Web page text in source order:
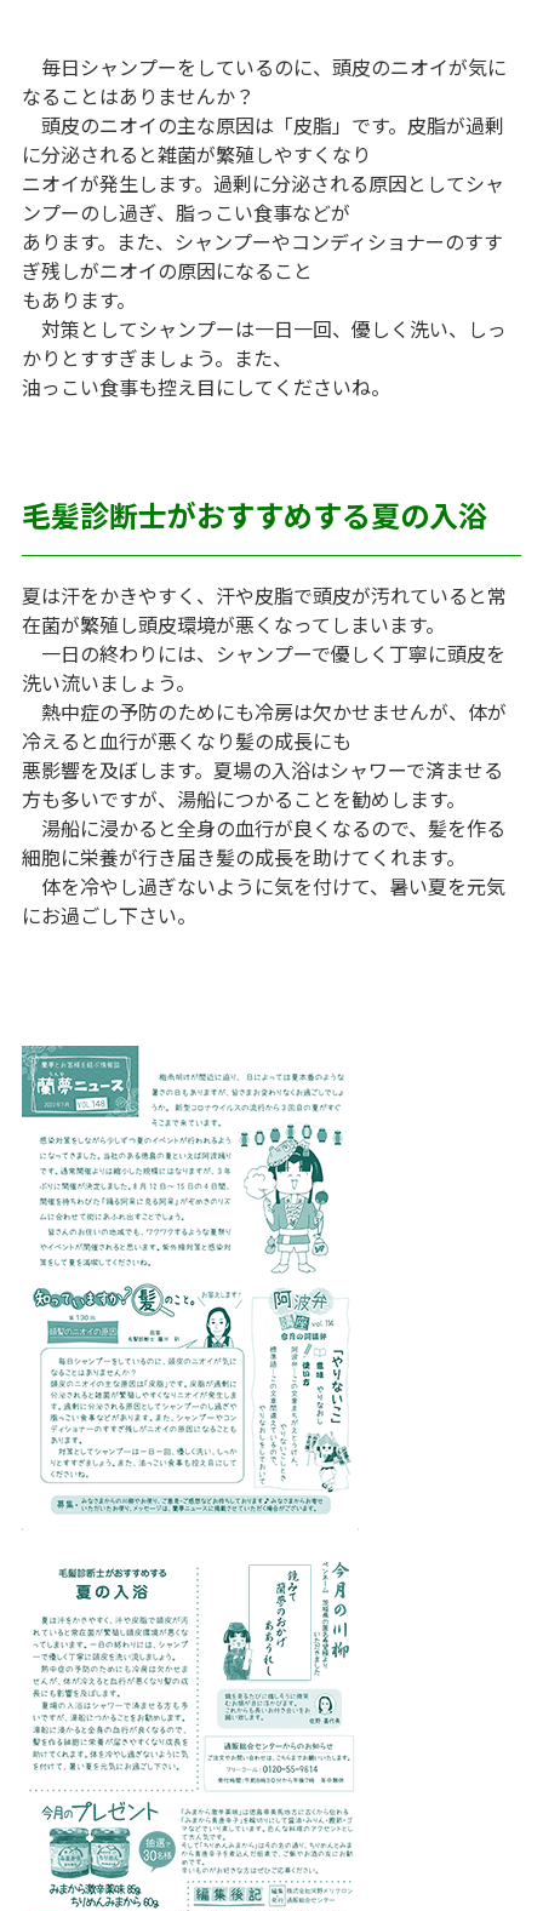
毎日シャンプーをしているのに、頭皮のニオイが気に
なることはありませんか？
頭皮のニオイの主な原因は「皮脂」です。皮脂が過剰
に分泌されると雑菌が繁殖しやすくなり
ニオイが発生します。過剰に分泌される原因としてシャ
ンプーのし過ぎ、脂っこい食事などが
あります。また、シャンプーやコンディショナーのすす
ぎ残しがニオイの原因になること
もあります。
対策としてシャンプーは一日一回、優しく洗い、しっ
かりとすすぎましょう。また、
油っこい食事も控え目にしてくださいね。
毛髪診断士がおすすめする夏の入浴
夏は汗をかきやすく、汗や皮脂で頭皮が汚れていると常
在菌が繁殖し頭皮環境が悪くなってしまいます。
一日の終わりには、シャンプーで優しく丁寧に頭皮を
洗い流いましょう。
熱中症の予防のためにも冷房は欠かせませんが、体が
冷えると血行が悪くなり髪の成長にも
悪影響を及ぼします。夏場の入浴はシャワーで済ませる
方も多いですが、湯船につかることを勧めします。
湯船に浸かると全身の血行が良くなるので、髪を作る
細胞に栄養が行き届き髪の成長を助けてくれます。
体を冷やし過ぎないように気を付けて、暑い夏を元気
にお過ごし下さい。